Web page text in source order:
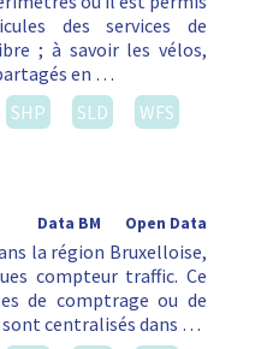
des services de
; à savoir les vélos,
en …
SHP SLD
WFS
Open Data
Data BM
la région Bruxelloise,
compteur traffic. Ce
de comptrage ou de
sont centralisés dans …